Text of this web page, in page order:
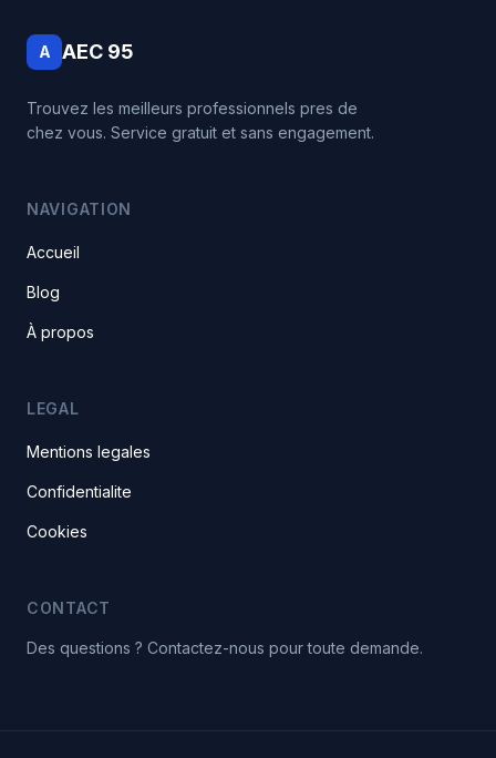
A AEC 95
Trouvez les meilleurs professionnels pres de
chez vous. Service gratuit et sans engagement.
NAVIGATION
Accueil
Blog
À propos
LEGAL
Mentions legales
Confidentialite
Cookies
CONTACT
Des questions ? Contactez-nous pour toute demande.